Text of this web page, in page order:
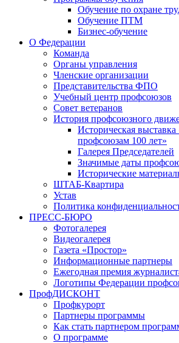
Обучение по охране
Обучение ПТМ
Бизнес-обучение
О Федерации
Команда
Органы управления
Членские организации
Представительства ФПО
Учебный центр профсоюзов
Совет ветеранов
История профсоюзного
Историческая
профсоюзам 100 лет»
Галерея Председателей
Значимые даты
Исторические
ШТАБ-Квартира
Устав
Политика
ПРЕСС-БЮРО
Фотогалерея
Видеогалерея
Газета «Простор»
Информационные партнеры
Ежегодная премия
Логотипы Федерации
ПрофДИСКОНТ
Профкурорт
Партнеры программы
Как стать партнером
О программе